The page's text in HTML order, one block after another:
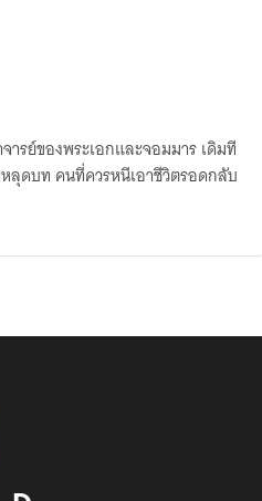
ารย์ของพระเอกและจอมมาร เดิมที
ลุดบท คนที่ควรหนีเอาชีวิตรอดกลับ